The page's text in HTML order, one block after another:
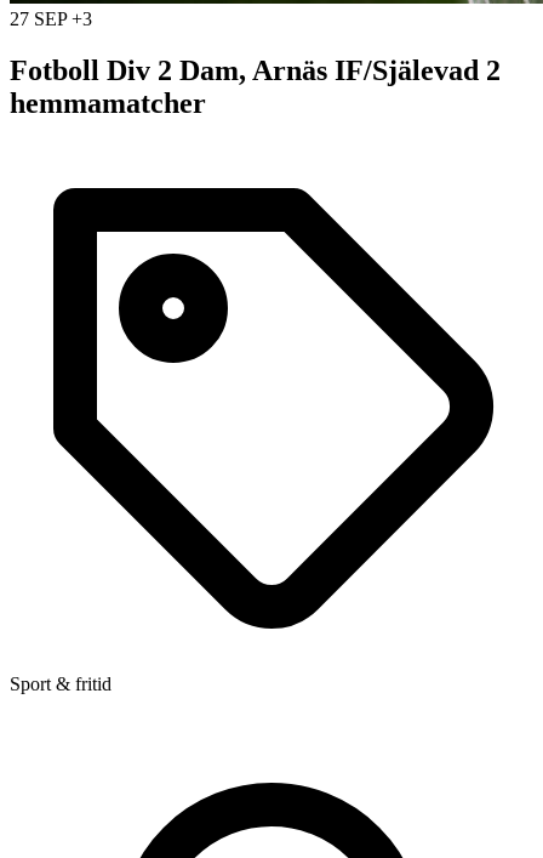
27 SEP +3
Fotboll Div 2 Dam, Arnäs IF/Själevad 2
hemmamatcher
Sport & fritid